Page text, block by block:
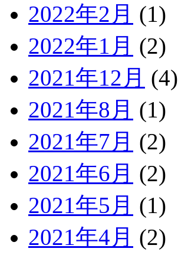
2022年2月 (1)
2022年1月 (2)
2021年12月 (4)
2021年8月 (1)
2021年7月 (2)
2021年6月 (2)
2021年5月 (1)
2021年4月 (2)